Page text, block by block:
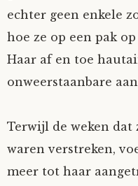
Zofianina
echter geen enkele
hoe ze op een pak
Haar af en toe
onweerstaanbare
Terwijl de weken dat
waren verstreken,
meer tot haar